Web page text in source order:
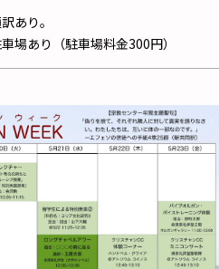
あり。
場あり（駐車場料金300円）